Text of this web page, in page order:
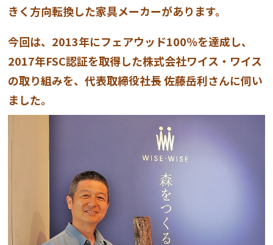
きく方向転換した家具メーカーがあります。
今回は、2013年にフェアウッド100％を達成し、
2017年FSC認証を取得した株式会社ワイス・ワイス
の取り組みを、代表取締役社長 佐藤岳利さんに伺い
ました。